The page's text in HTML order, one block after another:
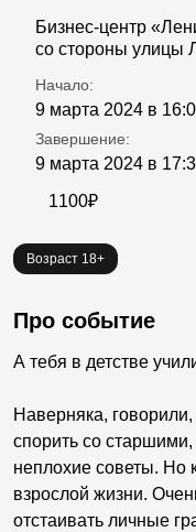
Бизнес-центр
со стороны улицы
Начало:
9 марта 2024 в
Завершение:
9 марта 2024 в
1100₽
Возраст 18+
Про событие
А тебя в детстве
Наверняка,
спорить со
неплохие советы. Но
взрослой жизни.
отстаивать личные